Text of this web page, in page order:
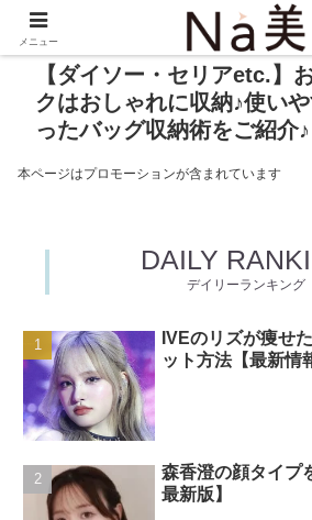
【ダイソー・セリアetc.】
クはおしゃれに収納♪使い
ったバッグ収納術をご紹介♪
本ページはプロモーションが含まれています
DAILY
デイリーランキング
IVEのリズが痩せ
ット方法【最新情
森香澄の顔タイプ
最新版】
メニュー